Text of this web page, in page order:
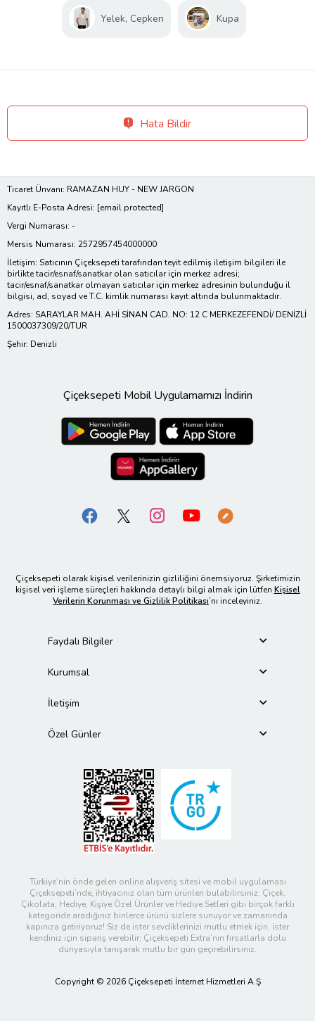
Yelek, Cepken Kupa
Hata Bildir
Ticaret Ünvanı: RAMAZAN HUY - NEW JARGON
Kayıtlı E-Posta Adresi: [email protected]
Vergi Numarası: -
Mersis Numarası: 2572957454000000
İletişim: Satıcının Çiçeksepeti tarafından teyit edilmiş iletişim bilgileri ile
birlikte tacir/esnaf/sanatkar olan satıcılar için merkez adresi;
tacir/esnaf/sanatkar olmayan satıcılar için merkez adresinin bulunduğu il
bilgisi, ad, soyad ve T.C. kimlik numarası kayıt altında bulunmaktadır.
Adres: SARAYLAR MAH. AHİ SİNAN CAD. NO: 12 C MERKEZEFENDİ/ DENİZLİ
1500037309/20/TUR
Şehir: Denizli
Çiçeksepeti Mobil Uygulamamızı İndirin
Çiçeksepeti olarak kişisel verilerinizin gizliliğini önemsiyoruz. Şirketimizin
kişisel veri işleme süreçleri hakkında detaylı bilgi almak için lütfen Kişisel
Verilerin Korunması ve Gizlilik Politikası’nı inceleyiniz.
Faydalı Bilgiler
Kurumsal
İletişim
Özel Günler
Türkiye’nin önde gelen online alışveriş sitesi ve mobil uygulaması
Çiçeksepeti’nde, ihtiyacınız olan tüm ürünleri bulabilirsiniz. Çiçek,
Çikolata, Hediye, Kişiye Özel Ürünler ve Hediye Setleri gibi birçok farklı
kategoride aradığınız binlerce ürünü sizlere sunuyor ve zamanında
kapınıza getiriyoruz! Siz de ister sevdiklerinizi mutlu etmek için, ister
kendiniz için sipariş verebilir; Çiçeksepeti Extra’nın fırsatlarla dolu
dünyasıyla tanışarak mutlu bir gün geçirebilirsiniz.
Copyright © 2026 Çiçeksepeti İnternet Hizmetleri A.Ş